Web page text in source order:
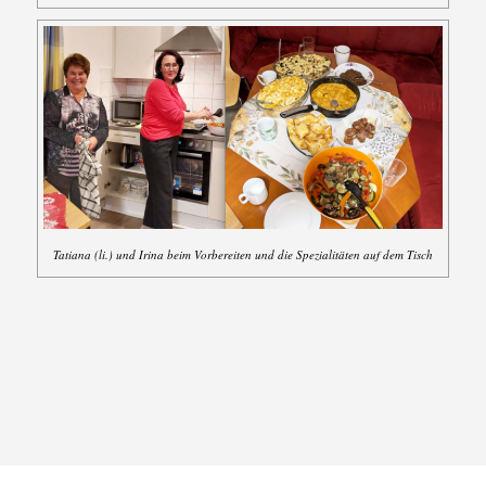
Tatiana (li.) und Irina beim Vorbereiten und die Spezialitäten auf dem Tisch